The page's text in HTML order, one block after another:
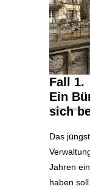
Fall 1.
Ein
sich
Das
Jahren
haben